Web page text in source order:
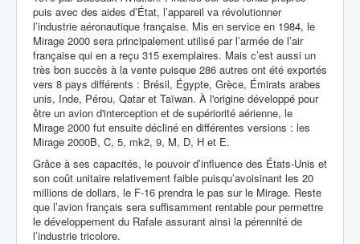
puis avec des aides d’État, l’appareil va révolutionner
l’industrie aéronautique française. Mis en service en 1984, le
Mirage 2000 sera principalement utilisé par l’armée de l’air
française qui en a reçu 315 exemplaires. Mais c’est aussi un
très bon succès à la vente puisque 286 autres ont été exportés
vers 8 pays différents : Brésil, Égypte, Grèce, Émirats arabes
unis, Inde, Pérou, Qatar et Taïwan. À l'origine développé pour
être un avion d'interception et de supériorité aérienne, le
Mirage 2000 fut ensuite décliné en différentes versions : les
Mirage 2000B, C, 5, mk2, 9, M, D, H et E.
Grâce à ses capacités, le pouvoir d’influence des États-Unis et
son coût unitaire relativement faible puisqu’avoisinant les 20
millions de dollars, le F-16 prendra le pas sur le Mirage. Reste
que l’avion français sera suffisamment rentable pour permettre
le développement du Rafale assurant ainsi la pérennité de
l’industrie tricolore.